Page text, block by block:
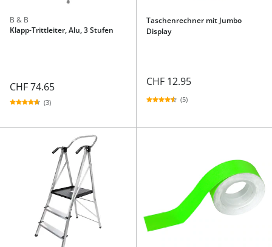
B & B
Klapp-Trittleiter, Alu, 3 Stufen
CHF 74.65
(3)
Taschenrechner mit Jumbo
Display
CHF 12.95
(5)